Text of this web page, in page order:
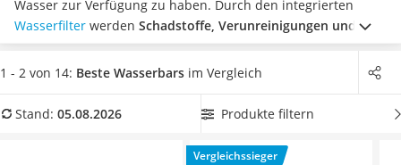
Milchaufschäumer
Kondenstrockner
Reiskocher
Tierhaarstaubsauger
Wasser zur Verfügung zu haben. Durch den integrierten
Wasserfilter werden Schadstoffe, Verunreinigungen und
sonstige Partikel entfernt, wodurch das Wasser eine bessere
Qualität und einen besseren Geschmack hat.
Wählen Sie jetzt
Fassungsvermögen
aus, um nicht ständig den Wassertank
Osmofresh Quella Pro Black
1 - 2 von 14: Beste Wasserbars im Vergleich
Stand: 05.08.2026 Produkte filtern
Vergleichssieger